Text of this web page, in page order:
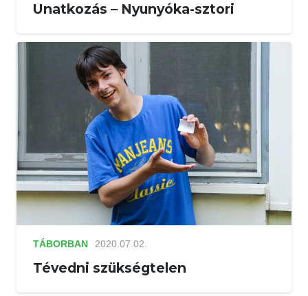
Unatkozás – Nyunyóka-sztori
TÁBORBAN 2020.07.02.
Tévedni szükségtelen